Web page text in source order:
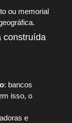
ou memorial
construída
: bancos
isso, o
e